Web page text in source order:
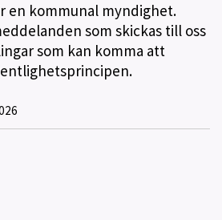
en kommunal myndighet.
som skickas till oss
som kan komma att